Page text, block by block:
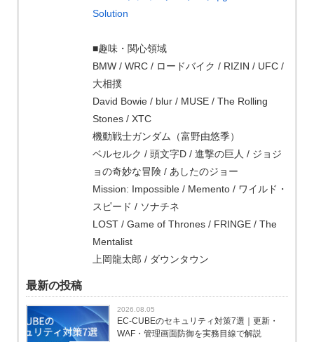
Solution
■趣味・関心領域
BMW / WRC / ロードバイク / RIZIN / UFC /
大相撲
David Bowie / blur / MUSE / The Rolling
Stones / XTC
機動戦士ガンダム（富野由悠季）
ベルセルク / 頭文字D / 進撃の巨人 / ジョジ
ョの奇妙な冒険 / あしたのジョー
Mission: Impossible / Memento / ワイルド・
スピード / ソナチネ
LOST / Game of Thrones / FRINGE / The
Mentalist
上岡龍太郎 / ダウンタウン
最新の投稿
2026.08.05
EC-CUBEのセキュリティ対策7選｜更新・
WAF・管理画面防御を実務目線で解説